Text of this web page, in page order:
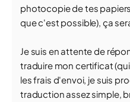
photocopie de tes
que c'est possible), ça
Je suis en attente de
traduire mon certificat
les frais d'envoi, je suis
traduction assez simple,